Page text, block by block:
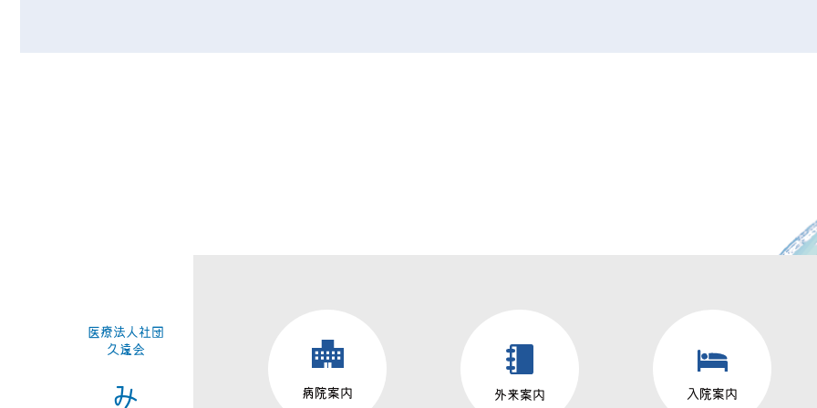
医療法人社団
久遠会
病院案内 外来案内 入院案内